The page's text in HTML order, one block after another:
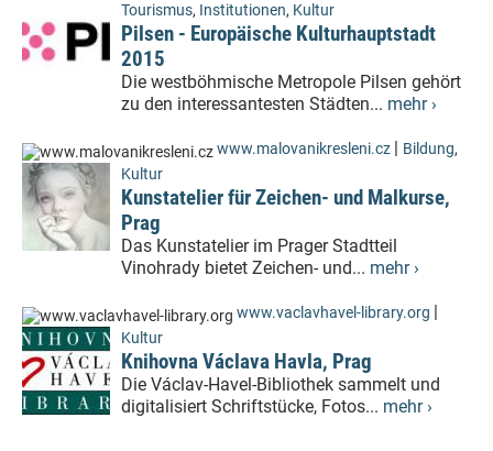
Tourismus, Institutionen, Kultur
Pilsen - Europäische Kulturhauptstadt
2015
Die westböhmische Metropole Pilsen gehört
zu den interessantesten Städten... mehr ›
www.malovanikresleni.cz | Bildung,
Kultur
Kunstatelier für Zeichen- und Malkurse,
Prag
Das Kunstatelier im Prager Stadtteil
Vinohrady bietet Zeichen- und... mehr ›
www.vaclavhavel-library.org |
Kultur
Knihovna Václava Havla, Prag
Die Václav-Havel-Bibliothek sammelt und
digitalisiert Schriftstücke, Fotos... mehr ›